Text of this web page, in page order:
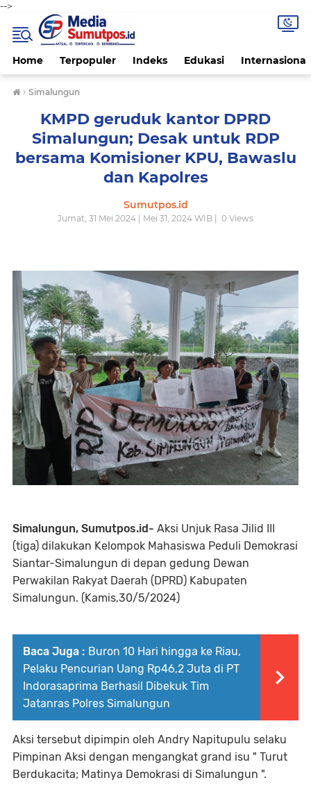
-->
Home Terpopuler Indeks Edukasi Internasional
› Simalungun
KMPD geruduk kantor DPRD
Simalungun; Desak untuk RDP
bersama Komisioner KPU, Bawaslu
dan Kapolres
Sumutpos.id
Jumat, 31 Mei 2024 | Mei 31, 2024 WIB | 0 Views
Simalungun, Sumutpos.id- Aksi Unjuk Rasa Jilid III
(tiga) dilakukan Kelompok Mahasiswa Peduli Demokrasi
Siantar-Simalungun di depan gedung Dewan
Perwakilan Rakyat Daerah (DPRD) Kabupaten
Simalungun. (Kamis,30/5/2024)
Baca Juga : Buron 10 Hari hingga ke Riau,
Pelaku Pencurian Uang Rp46,2 Juta di PT
Indorasaprima Berhasil Dibekuk Tim
Jatanras Polres Simalungun
Aksi tersebut dipimpin oleh Andry Napitupulu selaku
Pimpinan Aksi dengan mengangkat grand isu " Turut
Berdukacita; Matinya Demokrasi di Simalungun ".